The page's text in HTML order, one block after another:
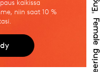
kaikissa
niin saat 10 %